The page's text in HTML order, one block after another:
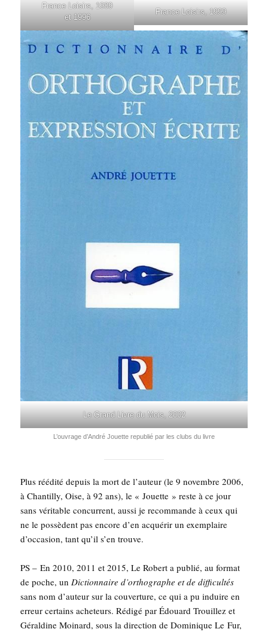
France Loi­sirs, 1989
et 1996
France Loi­sirs, 1999
Le Grand Livre du Mois, 2002
L’ou­vrage d’An­dré Jouette repu­blié par les clubs du livre
Plus réédi­té depuis la mort de l’au­teur (le 9 novembre 2006,
à Chan­tilly, Oise, à 92 ans), le « Jouette » reste à ce jour
sans véri­table concur­rent, aus­si je recom­mande à ceux qui
ne le pos­sèdent pas encore d’en acqué­rir un exem­plaire
d’oc­ca­sion, tant qu’il s’en trouve.
PS – En 2010, 2011 et 2015, Le Robert a publié, au for­mat
de poche, un Dic­tion­naire d’or­tho­graphe et de dif­fi­cul­tés
sans nom d’au­teur sur la cou­ver­ture, ce qui a pu induire en
erreur cer­tains ache­teurs. Rédi­gé par Édouard Trouillez et
Géral­dine Moi­nard, sous la direc­tion de Domi­nique Le Fur,